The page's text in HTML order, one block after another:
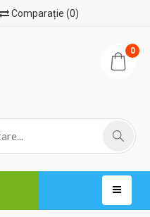
Comparație (0)
0